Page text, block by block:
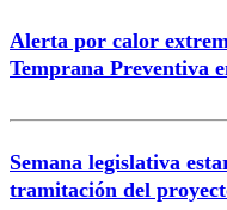
Alerta por calor
Temprana Preventiva
Semana legislativa
tramitación del